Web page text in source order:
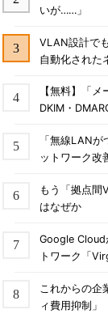
いが……」
VLAN設計で
自動化された
【無料】「
DKIM・
「無線LAN
ットワーク改
もう「拠点
はなぜか
Google Cloud
トワーク「
これからの企
ィ費用抑制」